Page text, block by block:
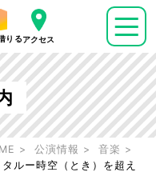
りるアクセス
公演情報
音楽
ルー時空（とき）を超え